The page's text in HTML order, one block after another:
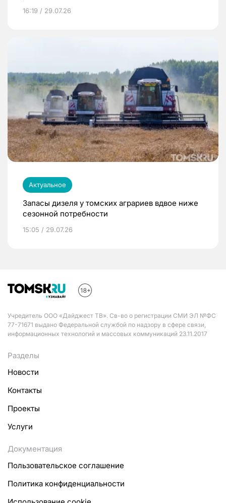
16:19 / 29.07.26
Актуальное
Запасы дизеля у томских аграриев вдвое ниже
сезонной потребности
15:05 / 29.07.26
Учредитель ООО «Дайджест ТВ». Св-во о регистрации СМИ ЭЛ №ФС
77-71671 выдано Федеральной службой по надзору в сфере связи,
информационных технологий и массовых коммуникаций 23.11.2017
Разделы
Новости
Контакты
Проекты
Услуги
Документация
Пользовательское соглашение
Политика конфиденциальности